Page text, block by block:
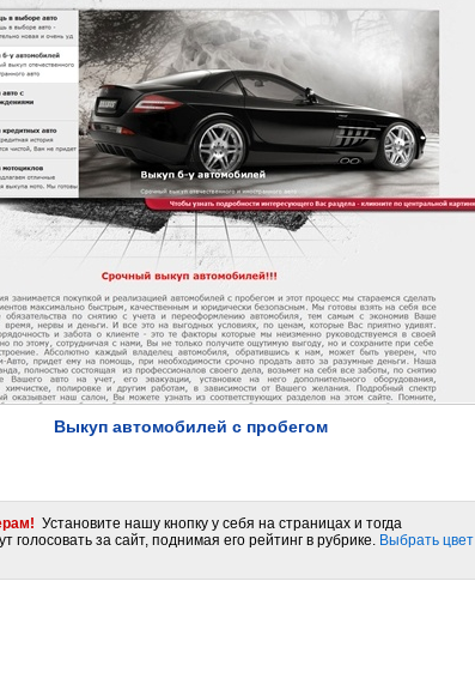
Выкуп автомобилей с пробегом
Установите нашу кнопку у себя на страницах и тогда
голосовать за сайт, поднимая его рейтинг в рубрике. Выбрать цвет